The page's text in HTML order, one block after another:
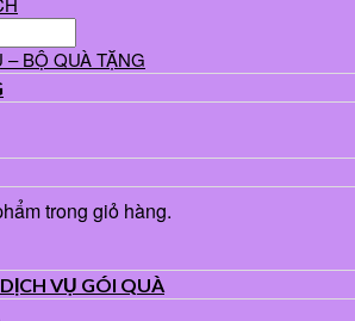
trong giỏ hàng.
BỘ QUÀ TẶNG
VỤ GÓI QUÀ